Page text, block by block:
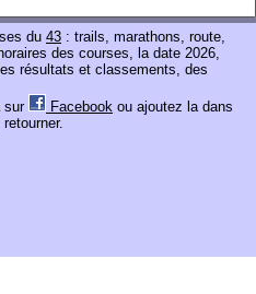
du 43 : trails, marathons, route,
des courses, la date 2026,
résultats et classements, des
sur
Facebook ou ajoutez la dans